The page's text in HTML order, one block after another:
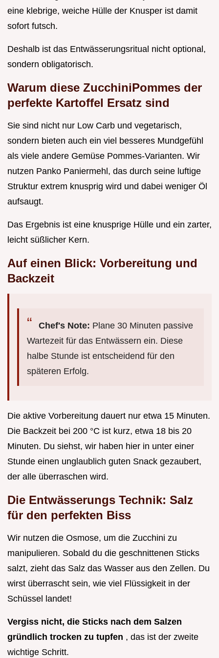
eine klebrige, weiche Hülle der Knusper ist damit
sofort futsch.
Deshalb ist das Entwässerungsritual nicht optional,
sondern obligatorisch.
Warum diese ZucchiniPommes der
perfekte Kartoffel Ersatz sind
Sie sind nicht nur Low Carb und vegetarisch,
sondern bieten auch ein viel besseres Mundgefühl
als viele andere Gemüse Pommes-Varianten. Wir
nutzen Panko Paniermehl, das durch seine luftige
Struktur extrem knusprig wird und dabei weniger Öl
aufsaugt.
Das Ergebnis ist eine knusprige Hülle und ein zarter,
leicht süßlicher Kern.
Auf einen Blick: Vorbereitung und
Backzeit
Chef's Note: Plane 30 Minuten passive
Wartezeit für das Entwässern ein. Diese
halbe Stunde ist entscheidend für den
späteren Erfolg.
Die aktive Vorbereitung dauert nur etwa 15 Minuten.
Die Backzeit bei 200 °C ist kurz, etwa 18 bis 20
Minuten. Du siehst, wir haben hier in unter einer
Stunde einen unglaublich guten Snack gezaubert,
der alle überraschen wird.
Die Entwässerungs Technik: Salz
für den perfekten Biss
Wir nutzen die Osmose, um die Zucchini zu
manipulieren. Sobald du die geschnittenen Sticks
salzt, zieht das Salz das Wasser aus den Zellen. Du
wirst überrascht sein, wie viel Flüssigkeit in der
Schüssel landet!
Vergiss nicht, die Sticks nach dem Salzen
gründlich trocken zu tupfen , das ist der zweite
wichtige Schritt.